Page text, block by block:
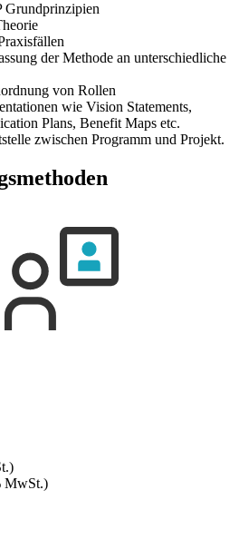
Grundprinzipien
der Methode an unterschiedliche
von Rollen
wie Vision Statements,
Plans, Benefit Maps etc.
zwischen Programm und Projekt.
MwSt.)